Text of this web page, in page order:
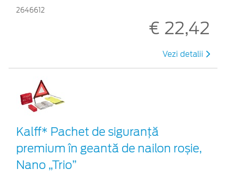
2646612
€ 22,42
Vezi detalii
Kalff* Pachet de siguranţă
premium în geantă de nailon roșie,
Nano „Trio”